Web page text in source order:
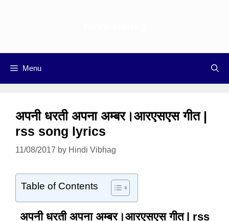
Menu
अपनी धरती अपना अम्बर।आरएसएस गीत |
rss song lyrics
11/08/2017 by Hindi Vibhag
Table of Contents
अपनी धरती अपना अम्बर।आरएसएस गीत | rss